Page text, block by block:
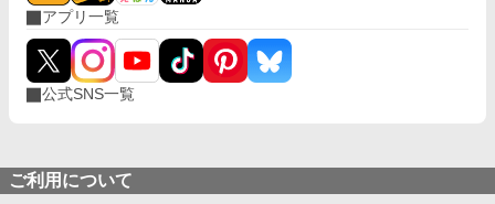
アプリ一覧
公式SNS一覧
ご利用について